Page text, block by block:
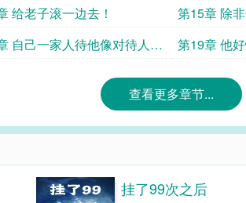
浑身发凉！
给老子滚一边去！ 第15章 除
自己一家人待他像对待人
第19章 他
查看更多章节...
挂了99次之后